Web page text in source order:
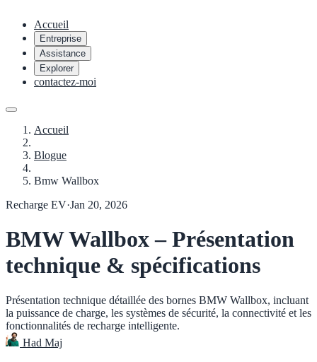
Accueil
Entreprise
Assistance
Explorer
contactez-moi
Accueil
Blogue
Bmw Wallbox
Recharge EV·Jan 20, 2026
BMW Wallbox – Présentation
technique & spécifications
Présentation technique détaillée des bornes BMW Wallbox, incluant
la puissance de charge, les systèmes de sécurité, la connectivité et les
fonctionnalités de recharge intelligente.
Had Maj